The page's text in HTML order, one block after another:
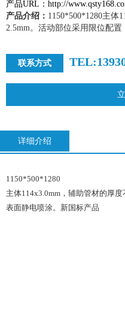
产品URL：http://
产品介绍： 1150*500*1280主体
2.5mm。活动部位采用限位配置
联系方式
详细介绍
1150*500*1280
主体114x3.0mm，辅助管材的厚
表面静电喷涂。新国标产品